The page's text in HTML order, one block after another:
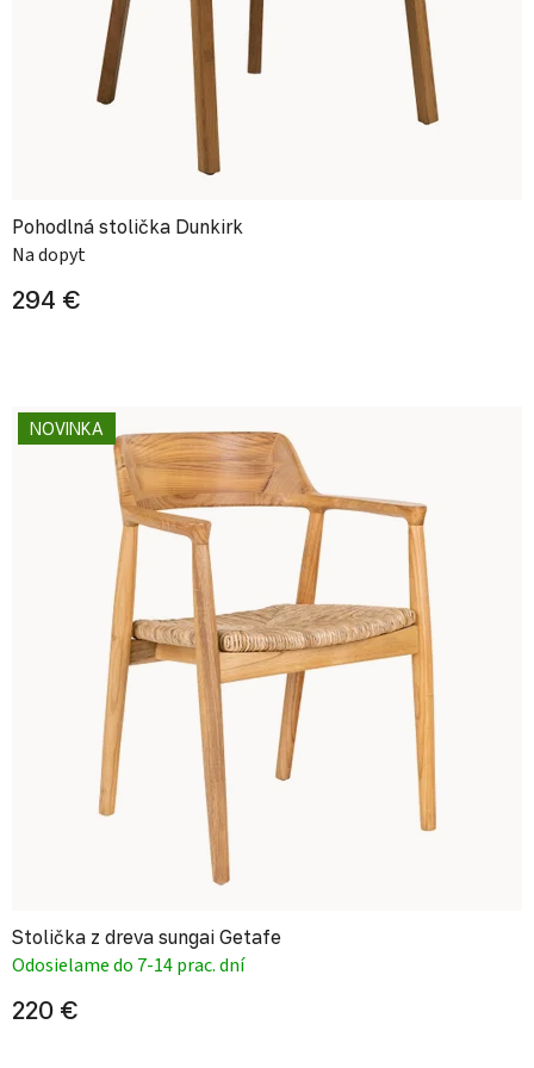
Pohodlná stolička Dunkirk
Na dopyt
294 €
NOVINKA
Stolička z dreva sungai Getafe
Odosielame do 7-14 prac. dní
220 €